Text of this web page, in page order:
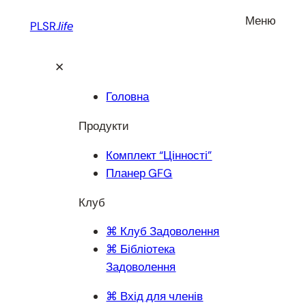
PLSR.life Меню
✕
Головна
Продукти
Комплект “Цінності”
Планер GFG
Клуб
⌘ Клуб Задоволення
⌘ Бібліотека
Задоволення
⌘ Вхід для членів